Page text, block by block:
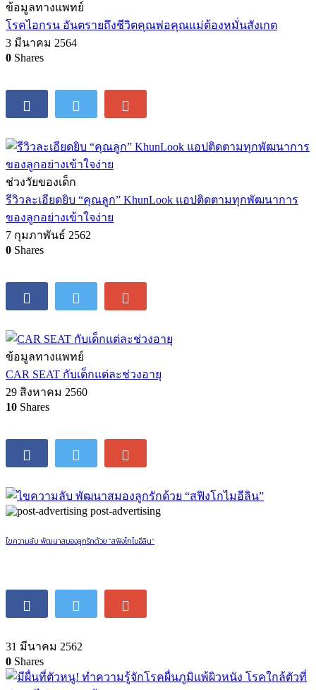
ข้อมูลทางแพทย์
โรคไอกรน อันตรายถึงชีวิตคุณพ่อคุณแม่ต้องหมั่นสังเกต
3 มีนาคม 2564
0 Shares
ช่วงวัยของเด็ก
รีวิวละเอียดยิบ “คุณลูก” KhunLook แอปติดตามทุกพัฒนาการ
ของลูกอย่างเข้าใจง่าย
7 กุมภาพันธ์ 2562
0 Shares
ข้อมูลทางแพทย์
CAR SEAT กับเด็กแต่ละช่วงอายุ
29 สิงหาคม 2560
10 Shares
post-advertising
ไขความลับ พัฒนาสมองลูกรักด้วย “สฟิงโกไมอีลิน”
31 มีนาคม 2562
0 Shares